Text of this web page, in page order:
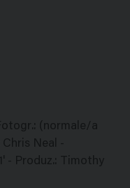
(normale/a
Neal -
- Produz.: Timothy